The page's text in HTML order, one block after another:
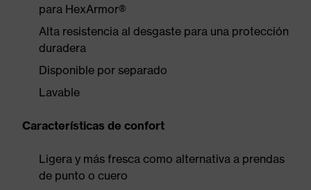
para HexArmor®
Alta resistencia al desgaste para una protección
duradera
Disponible por separado
Lavable
Características de confort
Ligera y más fresca como alternativa a prendas
de punto o cuero